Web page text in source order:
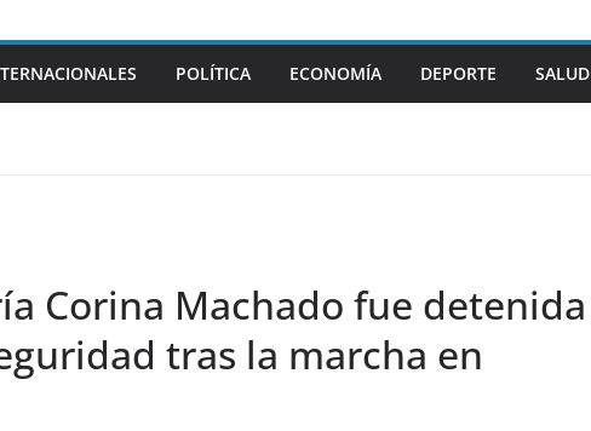
POLÍTICA ECONOMÍA DEPORTE SALUD
Corina Machado fue detenida
tras la marcha en